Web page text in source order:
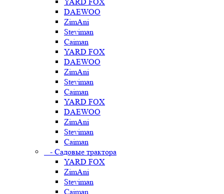
DAEWOO
ZimAni
Steviman
Caiman
YARD FOX
DAEWOO
ZimAni
Steviman
Caiman
YARD FOX
DAEWOO
ZimAni
Steviman
Caiman
- Садовые трактора
YARD FOX
ZimAni
Steviman
Caiman